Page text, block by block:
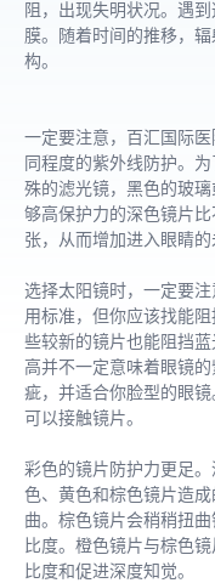
阻，出现失明状况。遇
膜。随着时间的推移，
构。
一定要注意，百汇国际
同程度的紫外线防护。
殊的滤光镜，黑色的玻
够高保护力的深色镜片
张，从而增加进入眼睛的
选择太阳镜时，一定要
用标准，但你应该找能
些较新的镜片也能阻挡
高并不一定意味着眼镜
疵，并适合你脸型的眼
可以接触镜片。
彩色的镜片防护力更足
色、黄色和棕色镜片造
曲。棕色镜片会稍稍扭
比度。橙色镜片与棕色
比度和促进深度知觉。